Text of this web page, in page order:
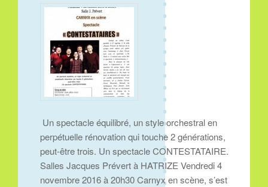
Un spectacle équilibré, un style orchestral en
perpétuelle rénovation qui touche 2 générations,
peut-être trois. Un spectacle CONTESTATAIRE.
Salles Jacques Prévert à HATRIZE Vendredi 4
novembre 2016 à 20h30 Carnyx en scène, s’est